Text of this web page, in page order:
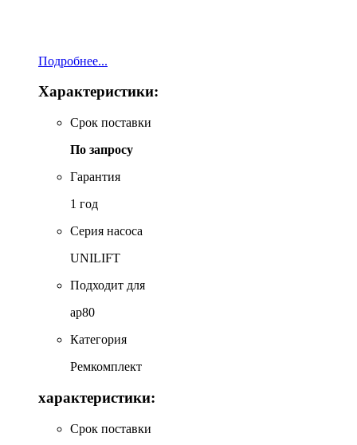
Подробнее...
Характеристики:
Срок поставки
По запросу
Гарантия
1 год
Серия насоса
UNILIFT
Подходит для
ap80
Категория
Ремкомплект
характеристики:
Срок поставки